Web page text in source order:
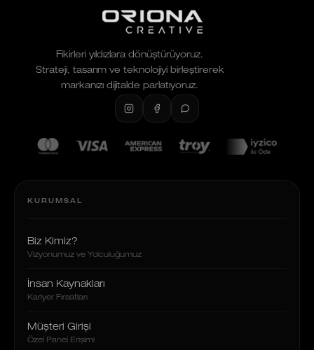
Fikirleri yıldızlara dönüştürüyoruz.
Strateji, tasarım ve teknolojiyi birleştirerek
markanızı dijitalde parlatıyoruz.
KURUMSAL
Biz Kimiz?
Vizyonumuz ve Yolculuğumuz
İnsan Kaynakları
Kariyer Fırsatları
Müşteri Girişi
Özel Panel Erişimi